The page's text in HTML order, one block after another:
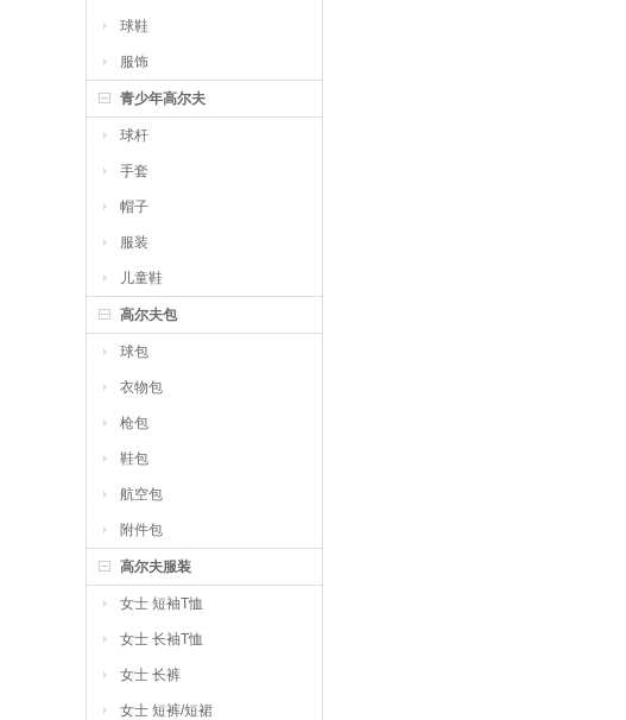
球鞋
服饰
青少年高尔夫
球杆
手套
帽子
服装
儿童鞋
高尔夫包
球包
衣物包
枪包
鞋包
航空包
附件包
高尔夫服装
女士 短袖T恤
女士 长袖T恤
女士 长裤
女士 短裤/短裙